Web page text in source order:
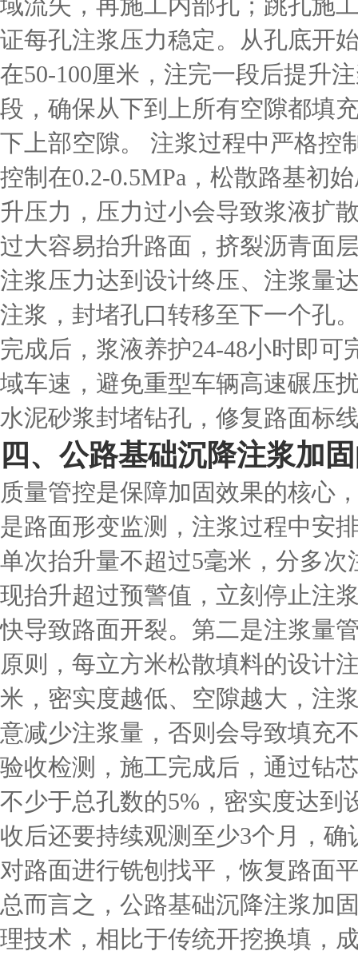
域流失，再施工内部孔；跳孔施
证每孔注浆压力稳定。从孔底开
在50-100厘米，注完一段后提升
段，确保从下到上所有空隙都填
下上部空隙。 注浆过程中严格控
控制在0.2-0.5MPa，松散路基初
升压力，压力过小会导致浆液扩
过大容易抬升路面，挤裂沥青面
注浆压力达到设计终压、注浆量
注浆，封堵孔口转移至下一个孔
完成后，浆液养护24-48小时即
域车速，避免重型车辆高速碾压
水泥砂浆封堵钻孔，修复路面标
四、公路基础沉降注浆加
质量管控是保障加固效果的核心
是路面形变监测，注浆过程中安
单次抬升量不超过5毫米，分多
现抬升超过预警值，立刻停止注
快导致路面开裂。第二是注浆量
原则，每立方米松散填料的设计
米，密实度越低、空隙越大，注
意减少注浆量，否则会导致填充
验收检测，施工完成后，通过钻
不少于总孔数的5%，密实度达到
收后还要持续观测至少3个月，
对路面进行铣刨找平，恢复路面
总而言之，公路基础沉降注浆加
理技术，相比于传统开挖换填，